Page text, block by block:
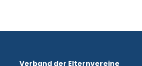
Verband der Elternvereine